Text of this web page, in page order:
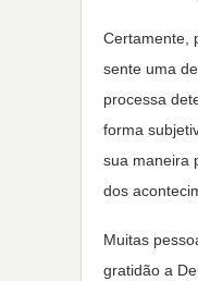
Certamente,
sente uma
processa
forma
sua maneira
dos
Muitas
gratidão a